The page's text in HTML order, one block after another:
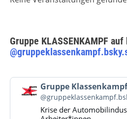
Gruppe KLASSENKAMPF
Beitrag
von
Gruppe
Klassenkampf
Gruppe
Krise der